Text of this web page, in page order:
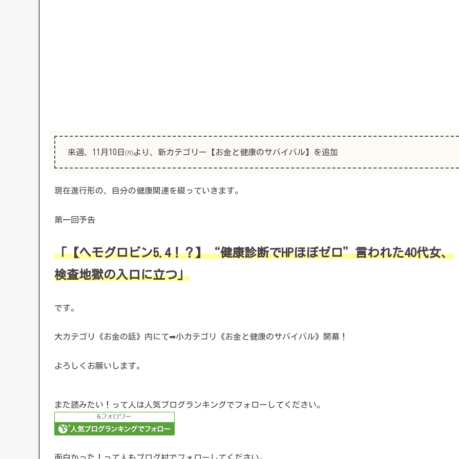
来週、11月10日㈪より、新カテゴリー【お金と健康のサバイバル】を追加
現在進行形の、自分の健康関連を綴っていきます。
第一回予告
「【ヘモグロビン5.4！？】“健康診断でHPほぼゼロ”言われた40代女、
検査地獄の入口に立つ」
です。
大カテゴリ《お金の話》内にて➡小カテゴリ《お金と健康のサバイバル》開幕！
よろしくお願いします。
また読みたい！って人は人気ブログランキングでフォローしてください。